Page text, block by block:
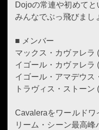
Dojoの常連や初めて
みんなでぶっ飛びまし
■ メンバー
マックス・カヴァレラ
イゴール・カヴァレラ
イゴール・アマデウス
トラヴィス・ストーン
Cavaleraをワールドワ
リーム・シーン最高峰